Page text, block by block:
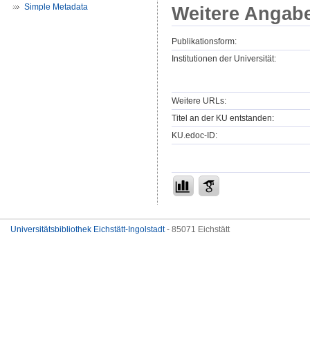
Simple Metadata
Weitere
Publikationsform:
Institutionen der Universität:
Weitere URLs:
Titel an der KU entstanden:
KU.edoc-ID:
Universitätsbibliothek Eichstätt-Ingolstadt- 85071 Eichstätt